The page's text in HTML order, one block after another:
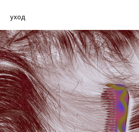
уход